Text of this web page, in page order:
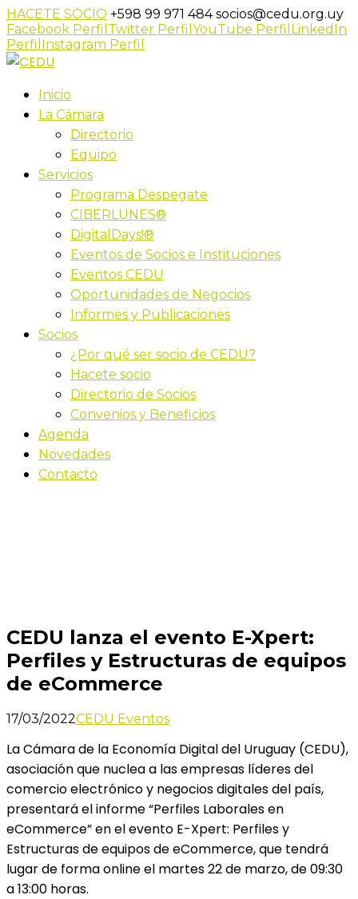
HACETE SOCIO +598 99 971 484socios@cedu.org.uy
Facebook Perfil Twitter Perfil YouTube Perfil LinkedIn
Perfil Instagram Perfil
Inicio
La Cámara
Directorio
Equipo
Servicios
Programa Despegate
CIBERLUNES®
DigitalDays!®
Eventos de Socios e Instituciones
Eventos CEDU
Oportunidades de Negocios
Informes y Publicaciones
Socios
¿Por qué ser socio de CEDU?
Hacete socio
Directorio de Socios
Convenios y Beneficios
Agenda
Novedades
Contacto
CEDU lanza el evento E-Xpert:
Perfiles y Estructuras de equipos
de eCommerce
17/03/2022CEDU Eventos
La Cámara de la Economía Digital del Uruguay (CEDU),
asociación que nuclea a las empresas líderes del
comercio electrónico y negocios digitales del país,
presentará el informe “Perfiles Laborales en
eCommerce” en el evento E-Xpert: Perfiles y
Estructuras de equipos de eCommerce, que tendrá
lugar de formaonlineel martes 22 de marzo, de09:30
a 13:00 horas.